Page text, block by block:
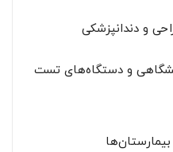
و دندانپزشکی
و دستگاه‌های تست